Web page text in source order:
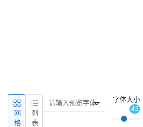
网
格
列
表
字体大小
43